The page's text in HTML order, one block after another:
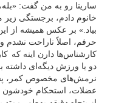
سارینا رو به من گفت:
خانوم دادم، برجستگی زیر
بیاد.» بر عکس همیشه از
حرفم، اصلاً ناراحت نشدم
کارشناس‌ها دارن اینه که
دو یا ورزش‌ دیگه‌ای
نرمش‌های مخصوص کمر،
عضلات، استحکام خودشون